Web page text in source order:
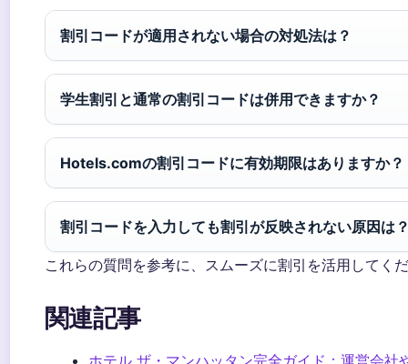
割引コードが適用されない場合の対処法は？
学生割引と通常の割引コードは併用できますか？
Hotels.comの割引コードに有効期限はありますか？
割引コードを入力しても割引が反映されない原因は
これらの質問を参考に、スムーズに割引を活用してく
関連記事
ホテル ザ・マンハッタン完全ガイド：運営会社